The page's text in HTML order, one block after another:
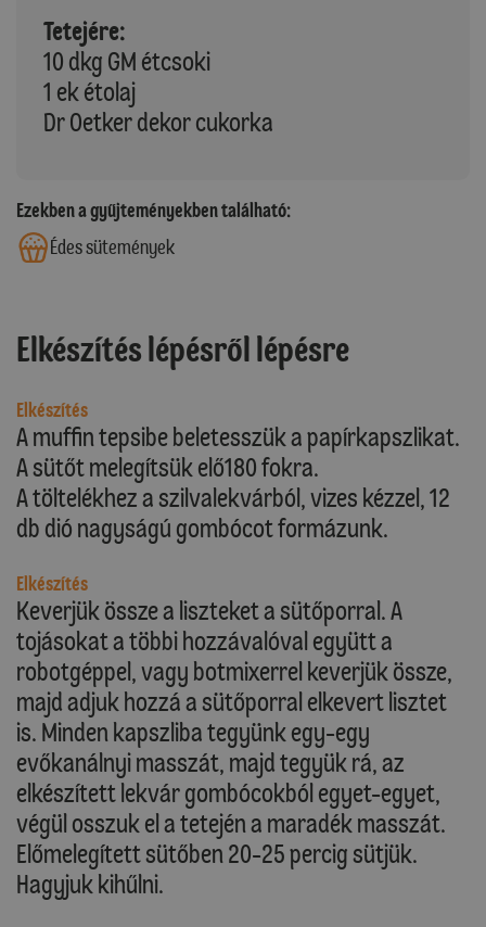
Tetejére:
10 dkg GM étcsoki
1 ek étolaj
Dr Oetker dekor cukorka
Ezekben a gyűjteményekben található:
Édes sütemények
Elkészítés lépésről lépésre
Elkészítés
A muffin tepsibe beletesszük a papírkapszlikat.
A sütőt melegítsük elő180 fokra.
A töltelékhez a szilvalekvárból, vizes kézzel, 12
db dió nagyságú gombócot formázunk.
Elkészítés
Keverjük össze a liszteket a sütőporral. A
tojásokat a többi hozzávalóval együtt a
robotgéppel, vagy botmixerrel keverjük össze,
majd adjuk hozzá a sütőporral elkevert lisztet
is. Minden kapszliba tegyünk egy-egy
evőkanálnyi masszát, majd tegyük rá, az
elkészített lekvár gombócokból egyet-egyet,
végül osszuk el a tetején a maradék masszát.
Előmelegített sütőben 20-25 percig sütjük.
Hagyjuk kihűlni.